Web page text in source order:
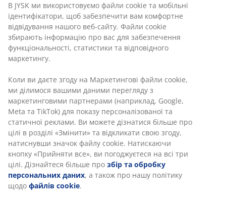
В JYSK ми використовуємо файли cookie та мобільні
ідентифікатори, щоб забезпечити вам комфортне
відвідування нашого веб-сайту. Файли cookie
збирають інформацію про вас для забезпечення
функціональності, статистики та відповідного
маркетингу.
Коли ви даєте згоду на Маркетингові файли cookie,
ми ділимося вашими даними перегляду з
маркетинговими партнерами (наприклад, Google,
Meta та TikTok) для показу персоналізованої та
статичної реклами. Ви можете дізнатися більше про
цілі в розділі «Змінити» та відкликати свою згоду,
натиснувши значок файлу cookie. Натискаючи
кнопку «Прийняти все», ви погоджуєтеся на всі три
цілі. Дізнайтеся більше про збір та обробку
персональних даних, а також про нашу політику
щодо файлів cookie.